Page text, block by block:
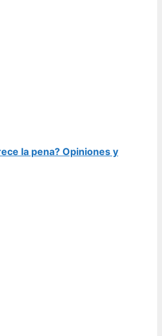
la pena? Opiniones y